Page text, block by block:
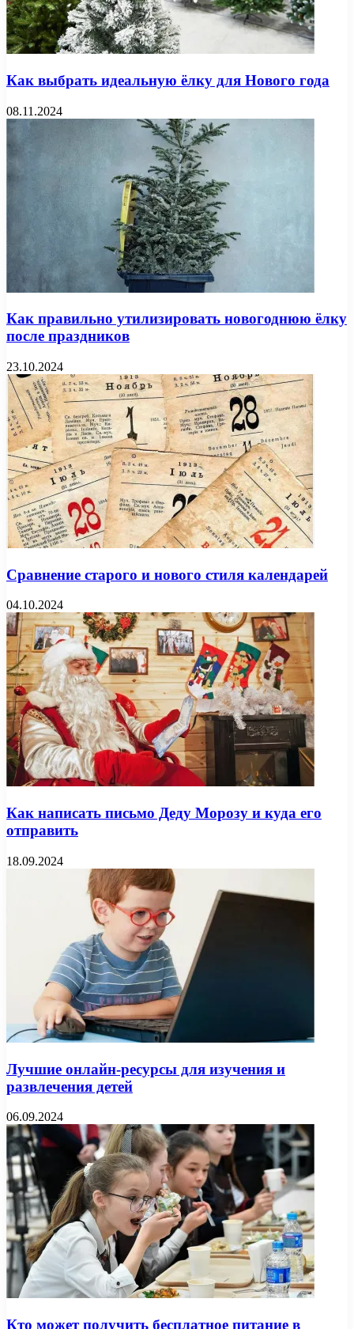
Как выбрать идеальную ёлку для Нового года
08.11.2024
Как правильно утилизировать новогоднюю ёлку
после праздников
23.10.2024
Сравнение старого и нового стиля календарей
04.10.2024
Как написать письмо Деду Морозу и куда его
отправить
18.09.2024
Лучшие онлайн-ресурсы для изучения и
развлечения детей
06.09.2024
Кто может получить бесплатное питание в